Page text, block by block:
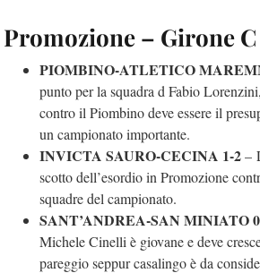
Promozione – Girone C
PIOMBINO-ATLETICO
punto per la squadra d Fabio
contro il Piombino deve essere il
un campionato importante.
INVICTA SAURO-CECINA 1-2–
scotto dell’esordio in Promozione
squadre del campionato.
SANT’ANDREA-SAN MINIATO
Michele Cinelli è giovane e deve
pareggio seppur casalingo è da